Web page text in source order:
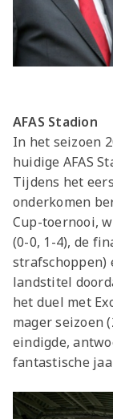
AFAS Stadion
In het seizoen
huidige AFAS
Tijdens het
onderkomen
Cup-toernooi,
(0-0, 1-4), de
strafschoppen)
landstitel
het duel met
mager seizoen
eindigde,
fantastische